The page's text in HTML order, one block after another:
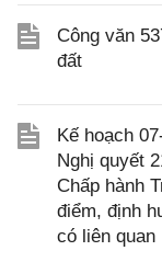
Công văn
đất
Kế hoạch
Nghị quyết
Chấp hành
điểm, định
có liên quan